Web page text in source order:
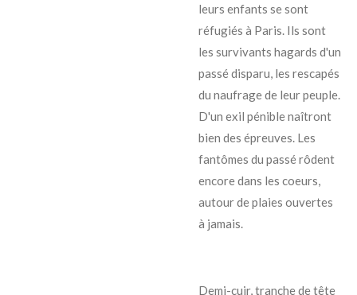
leurs enfants se sont
réfugiés à Paris. Ils sont
les survivants hagards d'un
passé disparu, les rescapés
du naufrage de leur peuple.
D'un exil pénible naîtront
bien des épreuves. Les
fantômes du passé rôdent
encore dans les coeurs,
autour de plaies ouvertes
à jamais.
Demi-cuir, tranche de tête